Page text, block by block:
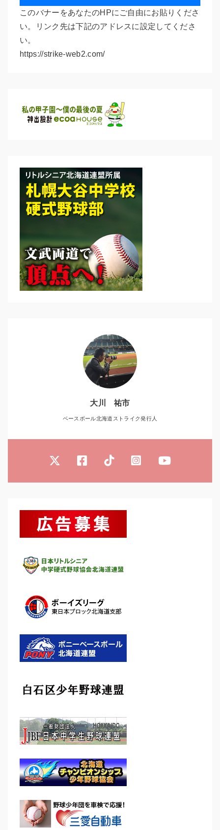
このバナーをあなたのHPにご自由にお貼りくださ
い。リンク先は下記のアドレスに設定してくださ
い。
https://strike-web2.com/
大川 祐市
ベースボール北海道ストライク発行人